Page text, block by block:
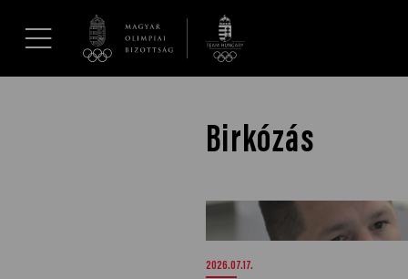
Hírek
Dakar 2026
Birkózás
Az olimpiai bajnok Lőrincz
2026.07.17.